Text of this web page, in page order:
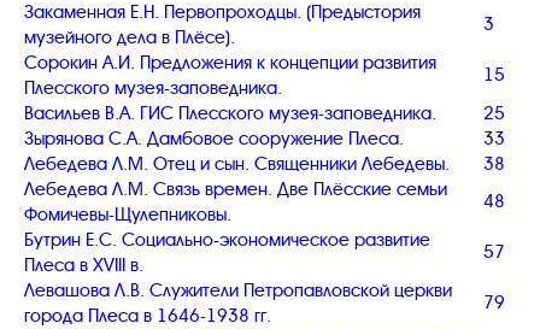
Закаменная Е.Н. Первопроходцы. (Предыстория
музейного дела в Плёсе).
3
Сорокин А.И. Предложения к концепции развития
Плесского музея-заповедника.
15
Васильев В.А. ГИС Плесского музея-заповедника.
25
Зырянова С.А. Дамбовое сооружение Плеса.
33
Лебедева Л.М. Отец и сын. Священники Лебедевы.
38
Лебедева Л.М. Связь времен. Две Плёсские семьи
Фомичевы-Щулепниковы.
48
Бутрин Е.С. Социально-экономическое развитие
Плеса в XVIII в.
57
Левашова Л.В. Служители Петропавловской церкви
города Плеса в 1646-1938 гг.
79